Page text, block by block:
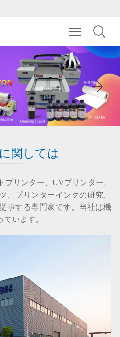
Toggle
関しては
プリンター、UVプリンター、
、プリンターインクの研究、
事する専門家です。当社は機
います。